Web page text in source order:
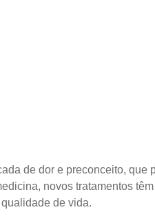
de dor e preconceito, que
novos tratamentos
de vida.